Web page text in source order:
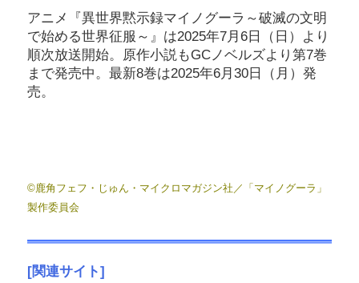
アニメ『異世界黙示録マイノグーラ～破滅の文明
で始める世界征服～』は2025年7月6日（日）より
順次放送開始。原作小説もGCノベルズより第7巻
まで発売中。最新8巻は2025年6月30日（月）発
売。
©鹿角フェフ・じゅん・マイクロマガジン社／「マイノグーラ」
製作委員会
[関連サイト]